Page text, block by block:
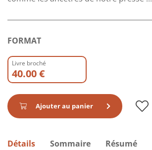
FORMAT
Livre broché
40.00 €
Ajouter au panier
Détails Sommaire Résumé